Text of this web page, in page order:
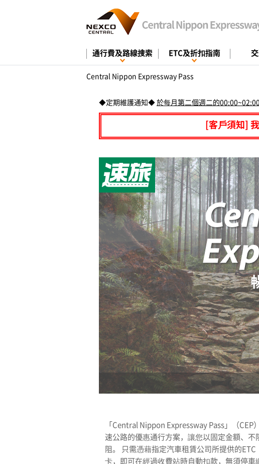
通行費及路線搜索 ETC及折扣指南
Central Nippon Expressway Pass
◆定期維護通知◆於每月第二個週二的00:00~02:00
[客戶須知]
「Central Nippon Expressway Pass」（CEP
速公路的優惠通行方案，讓您以固定金額、不
阻。 只需憑藉指定汽車租賃公司所提供的ETC
卡，即可在經過收費站時自動扣款，無須停車